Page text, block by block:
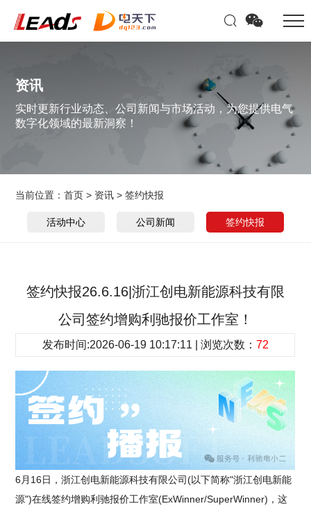
资讯
实时更新行业动态、公司新闻与市场活动，为您提供电气
数字化领域的最新洞察！
当前位置：首页 > 资讯 >签约快报
活动中心 公司新闻 签约快报
签约快报26.6.16|浙江创电新能源科技有限
公司签约增购利驰报价工作室！
发布时间:2026-06-19 10:17:11 | 浏览次数： 72
6月16日，浙江创电新能源科技有限公司(以下简称"浙江创电新能
源")在线签约增购利驰报价工作室(ExWinner/SuperWinner)，这